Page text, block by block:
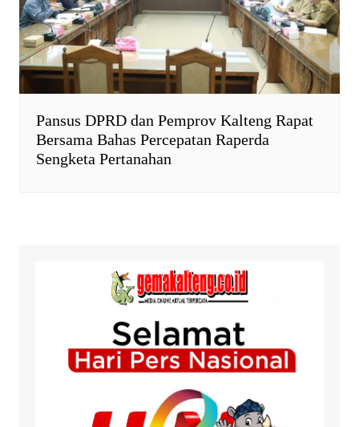
Pansus DPRD dan Pemprov Kalteng Rapat
Bersama Bahas Percepatan Raperda
Sengketa Pertanahan